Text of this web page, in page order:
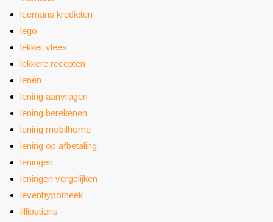
leemans kredieten
lego
lekker vlees
lekkere recepten
lenen
lening aanvragen
lening berekenen
lening mobilhome
lening op afbetaling
leningen
leningen vergelijken
levenhypotheek
lilliputiens